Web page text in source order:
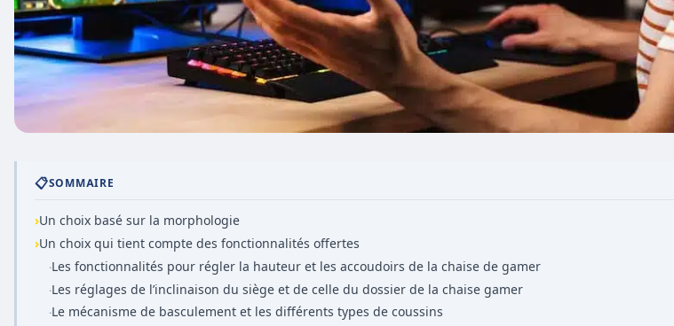
📋SOMMAIRE
›Un choix basé sur la morphologie
›Un choix qui tient compte des fonctionnalités offertes
·Les fonctionnalités pour régler la hauteur et les accoudoirs de la chaise de gamer
·Les réglages de l’inclinaison du siège et de celle du dossier de la chaise gamer
·Le mécanisme de basculement et les différents types de coussins